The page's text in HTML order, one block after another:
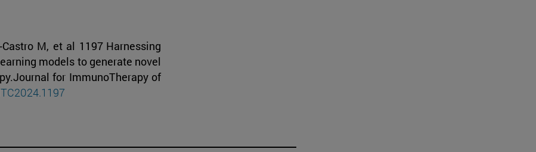
M, et al 1197 Harnessing
models to generate novel
for ImmunoTherapy of